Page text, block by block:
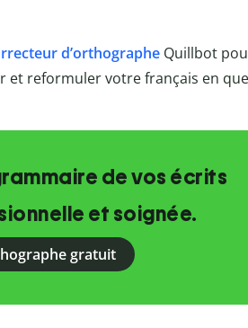
d’orthographeQuillbot
et reformuler votre français en
de vos écrits
et soignée.
gratuit